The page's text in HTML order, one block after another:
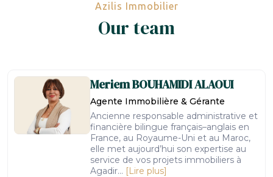
Azilis Immobilier
Our team
MeriemBOUHAMIDI ALAOUI
Agente Immobilière & Gérante
Ancienne responsable administrative et
financière bilingue français–anglais en
France, au Royaume-Uni et au Maroc,
elle met aujourd’hui son expertise au
service de vos projets immobiliers à
Agadir... [Lire plus]